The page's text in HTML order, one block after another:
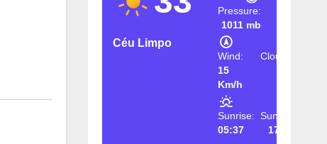
Céu Limpo
Pressure:
1011 mb
Wind:
15
Km/h
Clouds:
Sunrise:
05:37
Sunset:
17:26